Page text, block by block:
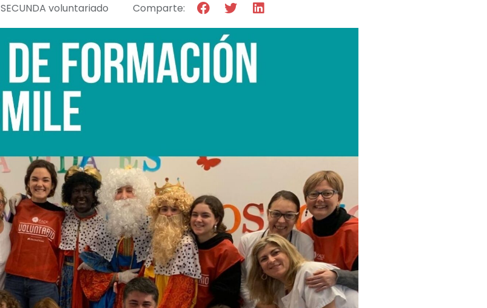
SECUNDA voluntariado Comparte: